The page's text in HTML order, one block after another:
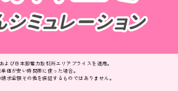
よび日本卸電力取引所エリアプライスを適用。
価が安い時間帯に使った場合。
求金額その他を保証するものではありません。